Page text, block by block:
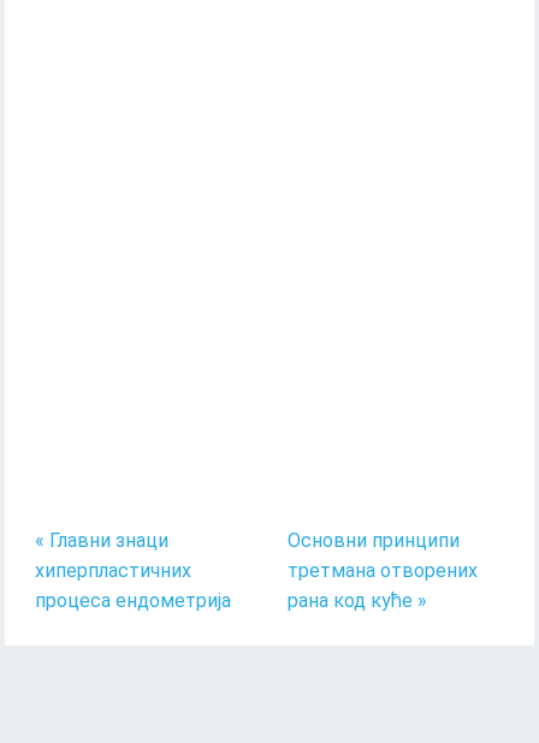
« Главни знаци
хиперпластичних
процеса ендометрија
Основни принципи
третмана отворених
рана код куће »